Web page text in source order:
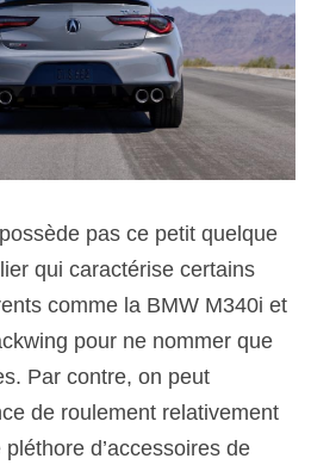
pas ce petit quelque
qui caractérise certains
comme la BMW M340i et
pour ne nommer que
Par contre, on peut
de roulement relativement
d’accessoires de